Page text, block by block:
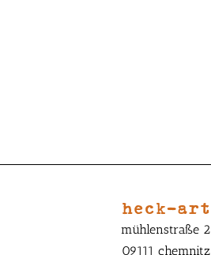
heck-art
mühlenstraße 2
09111 chemnitz